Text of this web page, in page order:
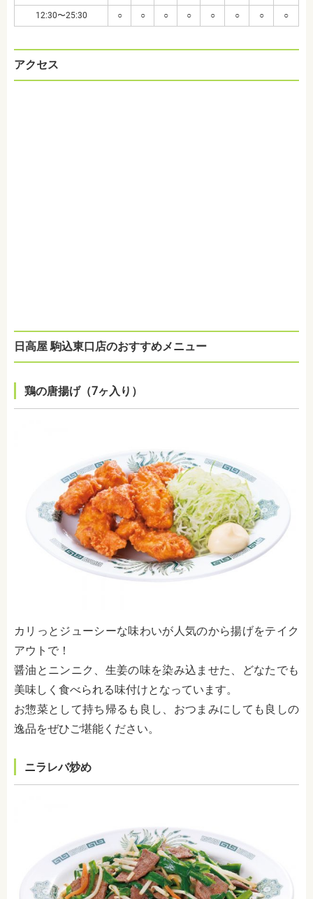
12:30〜25:30 ○ ○ ○ ○ ○ ○ ○ ○
アクセス
日高屋 駒込東口店のおすすめメニュー
鶏の唐揚げ（7ヶ入り）
カリっとジューシーな味わいが人気のから揚げをテイク
アウトで！
醤油とニンニク、生姜の味を染み込ませた、どなたでも
美味しく食べられる味付けとなっています。
お惣菜として持ち帰るも良し、おつまみにしても良しの
逸品をぜひご堪能ください。
ニラレバ炒め